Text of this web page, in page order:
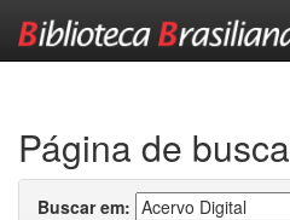
Página de busca
Buscar em: